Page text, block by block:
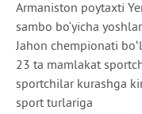
Armaniston poytaxti
sambo bo‘yicha
Jahon chempionati
23 ta mamlakat
sportchilar kurashga
sport turlariga